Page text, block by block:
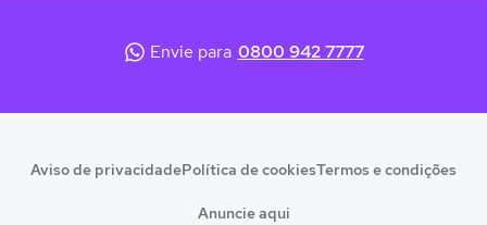
Envie para 0800 942 7777
Aviso de privacidadePolítica de cookiesTermos e condições
Anuncie aqui